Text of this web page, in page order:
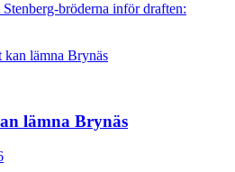
bröderna inför draften:
lämna Brynäs